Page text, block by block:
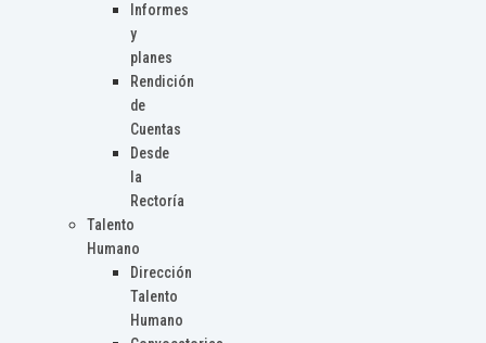
Informes
y
planes
Rendición
de
Cuentas
Desde
la
Rectoría
Talento
Humano
Dirección
Talento
Humano